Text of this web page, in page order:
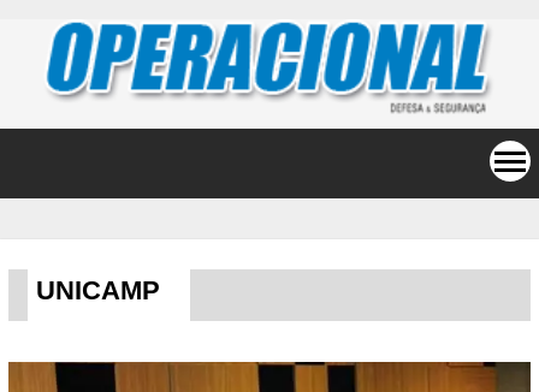
UNICAMP